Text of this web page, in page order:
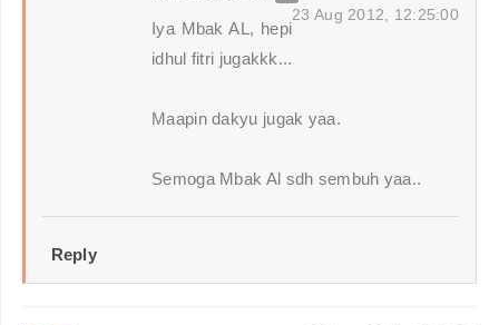
23 Aug 2012, 12:25:00
Iya Mbak AL, hepi
idhul fitri jugakkk...
Maapin dakyu jugak yaa.
Semoga Mbak Al sdh sembuh yaa..
Reply